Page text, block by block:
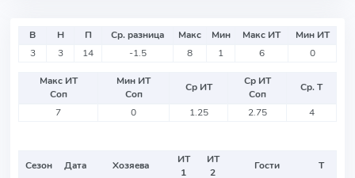
В Н П Ср. разница Макс Мин Макс ИТ
Мин ИТ
3
3 14 -1.5 8 1 6 0
Макс ИТ
Соп
Мин ИТ
Соп
Ср ИТ
Ср ИТ
Соп
Ср. Т
7
0 1.25 2.75 4
Сезон Дата Хозяева
ИТ
1
ИТ
2
Гости Т